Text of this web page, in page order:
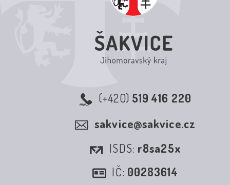
(+420) 519 416 220
sakvice@sakvice.cz
ISDS: r8sa25x
IČ: 00283614